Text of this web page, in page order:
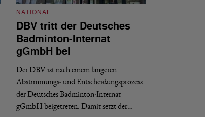
NATIONAL
DBV tritt der Deutsches
Badminton-Internat
gGmbH bei
Der DBV ist nach einem längeren
Abstimmungs- und Entscheidungsprozess
der Deutsches Badminton-Internat
gGmbH beigetreten. Damit setzt der…